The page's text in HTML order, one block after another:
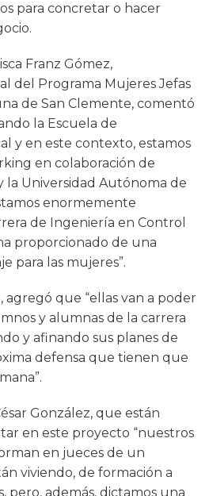
para concretar o hacer
Franz Gómez,
del Programa Mujeres Jefas
de San Clemente, comentó
la Escuela de
y en este contexto, estamos
en colaboración de
la Universidad Autónoma de
enormemente
de Ingeniería en Control
proporcionado de una
para las mujeres”.
que “ellas van a poder
y alumnas de la carrera
y afinando sus planes de
defensa que tienen que
González, que están
en este proyecto “nuestros
en jueces de un
viviendo, de formación a
pero, además, dictamos una